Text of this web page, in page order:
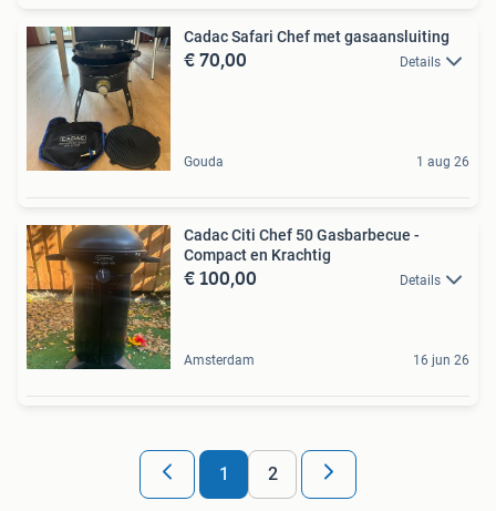
Cadac Safari Chef met gasaansluiting
€ 70,00 Details
Gouda 1 aug 26
Cadac Citi Chef 50 Gasbarbecue -
Compact en Krachtig
€ 100,00 Details
Amsterdam 16 jun 26
1 2